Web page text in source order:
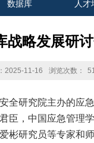
数据库 人才
战略发展研
2025-11-16 浏览次数：
全研究院主办的应
，中国应急管理
研究员等专家和